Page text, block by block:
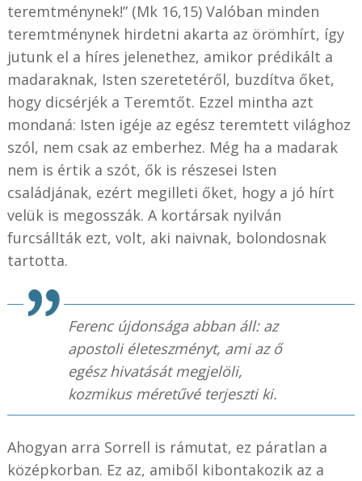
teremtménynek!” (Mk 16,15) Valóban minden
teremtménynek hirdetni akarta az örömhírt, így
jutunk el a híres jelenethez, amikor prédikált a
madaraknak, Isten szeretetéről, buzdítva őket,
hogy dicsérjék a Teremtőt. Ezzel mintha azt
mondaná: Isten igéje az egész teremtett világhoz
szól, nem csak az emberhez. Még ha a madarak
nem is értik a szót, ők is részesei Isten
családjának, ezért megilleti őket, hogy a jó hírt
velük is megosszák. A kortársak nyilván
furcsállták ezt, volt, aki naivnak, bolondosnak
tartotta.
Ferenc újdonsága abban áll: az
apostoli életeszményt, ami az ő
egész hivatását megjelöli,
kozmikus méretűvé terjeszti ki.
Ahogyan arra Sorrell is rámutat, ez páratlan a
középkorban. Ez az, amiből kibontakozik az a